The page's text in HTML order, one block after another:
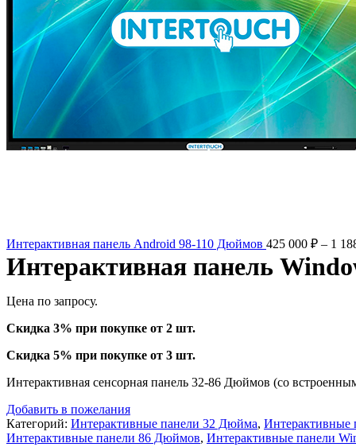
Интерактивная панель Android 98-110 Дюймов 425 000 ₽ – 1
Интерактивная панель
Цена по запросу.
Скидка 3% при покупке от 2 шт.
Скидка 5% при покупке от 3 шт.
Интерактивная сенсорная панель 32-86 Дюймов (со
Добавить в пожелания
Категорий: Интерактивные панели 32 Дюйма, Интерактивные
Интерактивные панели 86 Дюймов, Интерактивные панели